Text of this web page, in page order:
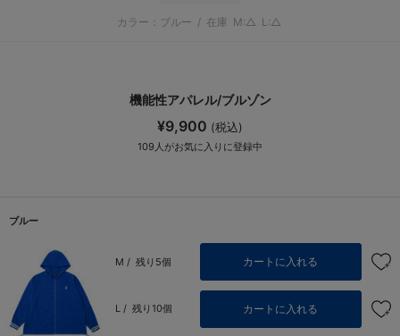
カラー：ブルー / 在庫 M:△ L:△
機能性アパレル/ブルゾン
¥9,900 (税込)
109 人がお気に入りに登録中
ブルー
M / 残り5個 カートに入れる
L / 残り10個 カートに入れる